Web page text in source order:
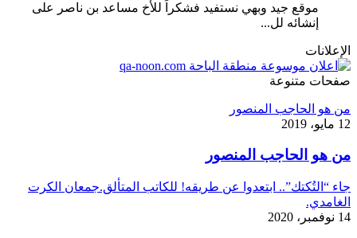
موقع جيد وبهي نستفيد فشكراً للأخ مساعد بن ناصر على
إنشائه لل...
الإعلانات
صفحات متنوعة
من هو الحاجب المنصور
12 مايو، 2019
من هو الحاجب المنصور
جاء “التُكتك”.. ابتعدوا عن طريقه! للكاتب المتألق.جمعان الكرت
الغامدي.
14 نوفمبر، 2020